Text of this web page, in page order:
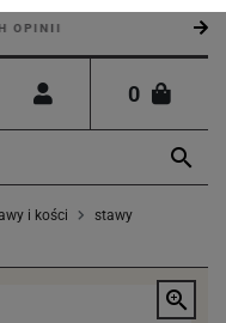
OPINII
0

i kości
stawy
